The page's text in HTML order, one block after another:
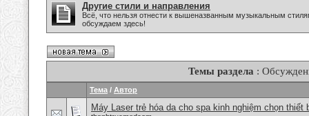
Другие стили и направления
Всё, что нельзя отнести к вышеназванным музыкальным
обсуждаем здесь!
Темы раздела :
Тема / Автор
Máy Laser trẻ hóa da cho spa kinh nghiệm chọn thiết